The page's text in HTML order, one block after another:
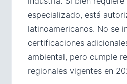
especializado, está
latinoamericanos. No se
certificaciones
ambiental, pero cumple
regionales vigentes en